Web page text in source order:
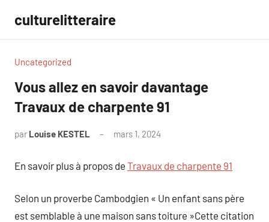
contenu
culturelitteraire
Uncategorized
Vous allez en savoir davantage
Travaux de charpente 91
par Louise KESTEL mars 1, 2024
En savoir plus à propos de Travaux de charpente 91
Selon un proverbe Cambodgien « Un enfant sans père
est semblable à une maison sans toiture »Cette citation